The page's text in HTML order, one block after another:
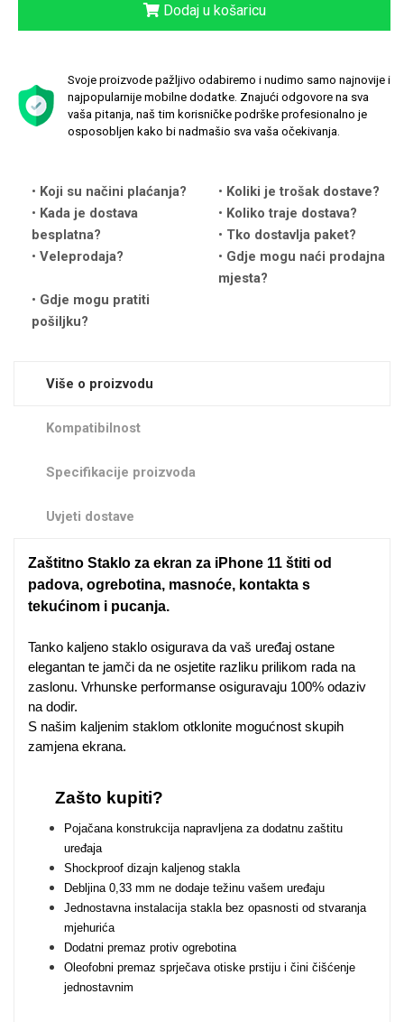
Dodaj u košaricu
Svoje proizvode pažljivo odabiremo i nudimo samo najnovije i
najpopularnije mobilne dodatke. Znajući odgovore na sva
vaša pitanja, naš tim korisničke podrške profesionalno je
osposobljen kako bi nadmašio sva vaša očekivanja.
Koji su načini plaćanja?
Koliki je trošak dostave?
Kada je dostava
besplatna?
Koliko traje dostava?
Tko dostavlja paket?
Veleprodaja?
Gdje mogu naći prodajna
mjesta?
Gdje mogu pratiti
pošiljku?
Više o proizvodu
Kompatibilnost
Specifikacije proizvoda
Uvjeti dostave
Zaštitno Staklo za ekran za iPhone 11 štiti od
padova, ogrebotina, masnoće, kontakta s
tekućinom i pucanja.
Tanko kaljeno staklo osigurava da vaš uređaj ostane
elegantan te jamči da ne osjetite razliku prilikom rada na
zaslonu. Vrhunske performanse osiguravaju 100% odaziv
na dodir.
S našim kaljenim staklom otklonite mogućnost skupih
zamjena ekrana.
Zašto kupiti?
Pojačana konstrukcija napravljena za dodatnu zaštitu
uređaja
Shockproof dizajn kaljenog stakla
Debljina 0,33 mm ne dodaje težinu vašem uređaju
Jednostavna instalacija stakla bez opasnosti od stvaranja
mjehurića
Dodatni premaz protiv ogrebotina
Oleofobni premaz sprječava otiske prstiju i čini čišćenje
jednostavnim
Love motivi I Need Some Space
Quotes Collection Cirkus
Monogrami Dječji motivi
Za njega
Svijet životinja